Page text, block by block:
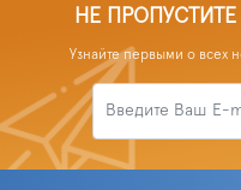
НЕ
Узнайте первыми о всех